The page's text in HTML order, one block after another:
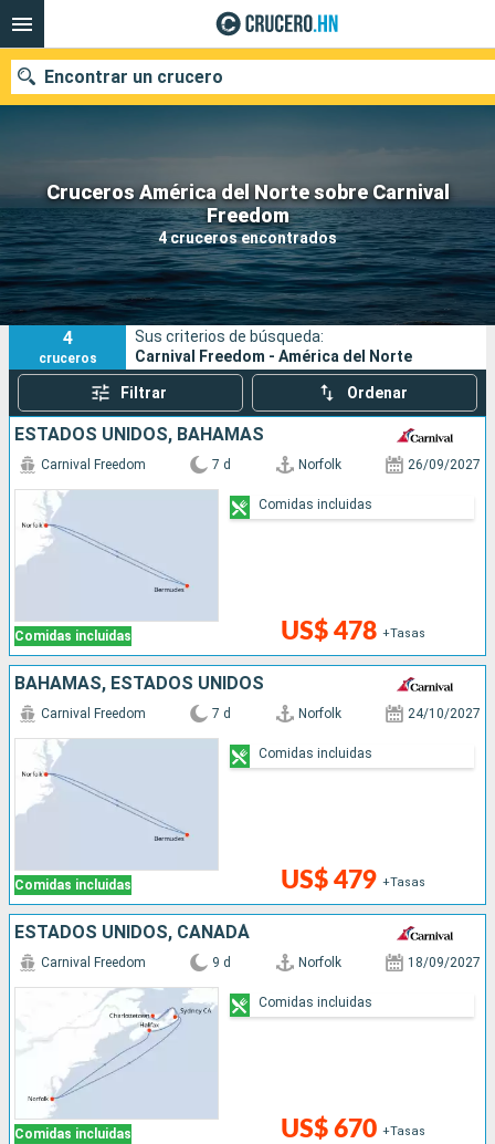
Cruceros América del Norte sobre Carnival
Freedom
4 cruceros encontrados
Encontrar un crucero
Nuestros destinos
Fecha de salida
Puertos Compañías
Buscar
4
cruceros
Sus criterios de búsqueda:
Carnival Freedom - América del Norte
Filtrar Ordenar
ESTADOS UNIDOS, BAHAMAS
Comidas incluidas
Carnival Freedom 7 d Norfolk 26/09/2027
US$ 478 +Tasas
Comidas incluidas
BAHAMAS, ESTADOS UNIDOS
Comidas incluidas
Carnival Freedom 7 d Norfolk 24/10/2027
US$ 479 +Tasas
Comidas incluidas
ESTADOS UNIDOS, CANADÁ
Comidas incluidas
Carnival Freedom 9 d Norfolk 18/09/2027
US$ 670 +Tasas
Comidas incluidas